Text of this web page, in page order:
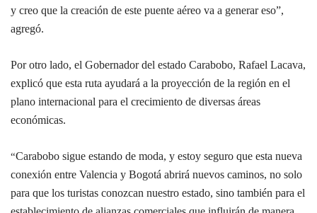
y creo que la creación de este puente aéreo va a generar eso”,
agregó.
Por otro lado, el Gobernador del estado Carabobo, Rafael Lacava,
explicó que esta ruta ayudará a la proyección de la región en el
plano internacional para el crecimiento de diversas áreas
económicas.
“Carabobo sigue estando de moda, y estoy seguro que esta nueva
conexión entre Valencia y Bogotá abrirá nuevos caminos, no solo
para que los turistas conozcan nuestro estado, sino también para el